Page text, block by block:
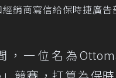
銷商寫信給保時捷廣
，一位名為